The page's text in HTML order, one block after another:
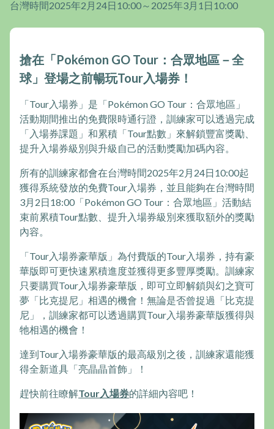
台灣時間2025年2月24日10:00～2025年3月1日10:00
搶在「Pokémon GO Tour：合眾地區－全
球」登場之前暢玩Tour入場券！
「Tour入場券」是「Pokémon GO Tour：合眾地區」
活動期間推出的免費限時通行證，訓練家可以透過完成
「入場券課題」和累積「Tour點數」來解鎖豐富獎勵、
提升入場券級別與升級自己的活動獎勵加碼內容。
所有的訓練家都會在台灣時間2025年2月24日10:00起
獲得系統發放的免費Tour入場券，並且能夠在台灣時間
3月2日18:00「Pokémon GO Tour：合眾地區」活動結
束前累積Tour點數、提升入場券級別來獲取額外的獎勵
內容。
「Tour入場券豪華版」為付費版的Tour入場券，持有豪
華版即可更快速累積進度並獲得更多豐厚獎勵。訓練家
只要購買Tour入場券豪華版，即可立即解鎖與幻之寶可
夢「比克提尼」相遇的機會！無論是否曾捉過「比克提
尼」，訓練家都可以透過購買Tour入場券豪華版獲得與
牠相遇的機會！
達到Tour入場券豪華版的最高級別之後，訓練家還能獲
得全新道具「亮晶晶首飾」！
趕快前往瞭解Tour入場券的詳細內容吧！